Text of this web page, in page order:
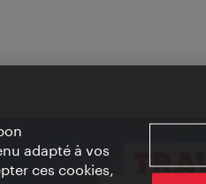
adapté à vos
ces cookies,